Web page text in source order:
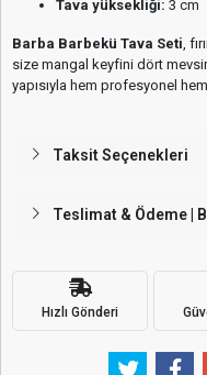
Tava yüksekliği: 3 cm
Barba Barbekü Tava Seti ,
size mangal keyfini dört
yapısıyla hem profesyonel
Taksit Seçenekleri
Teslimat & Ödeme |
Hızlı Gönderi